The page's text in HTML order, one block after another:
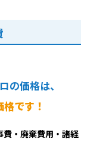
の価格は、
です！
費・廃棄費用・諸経